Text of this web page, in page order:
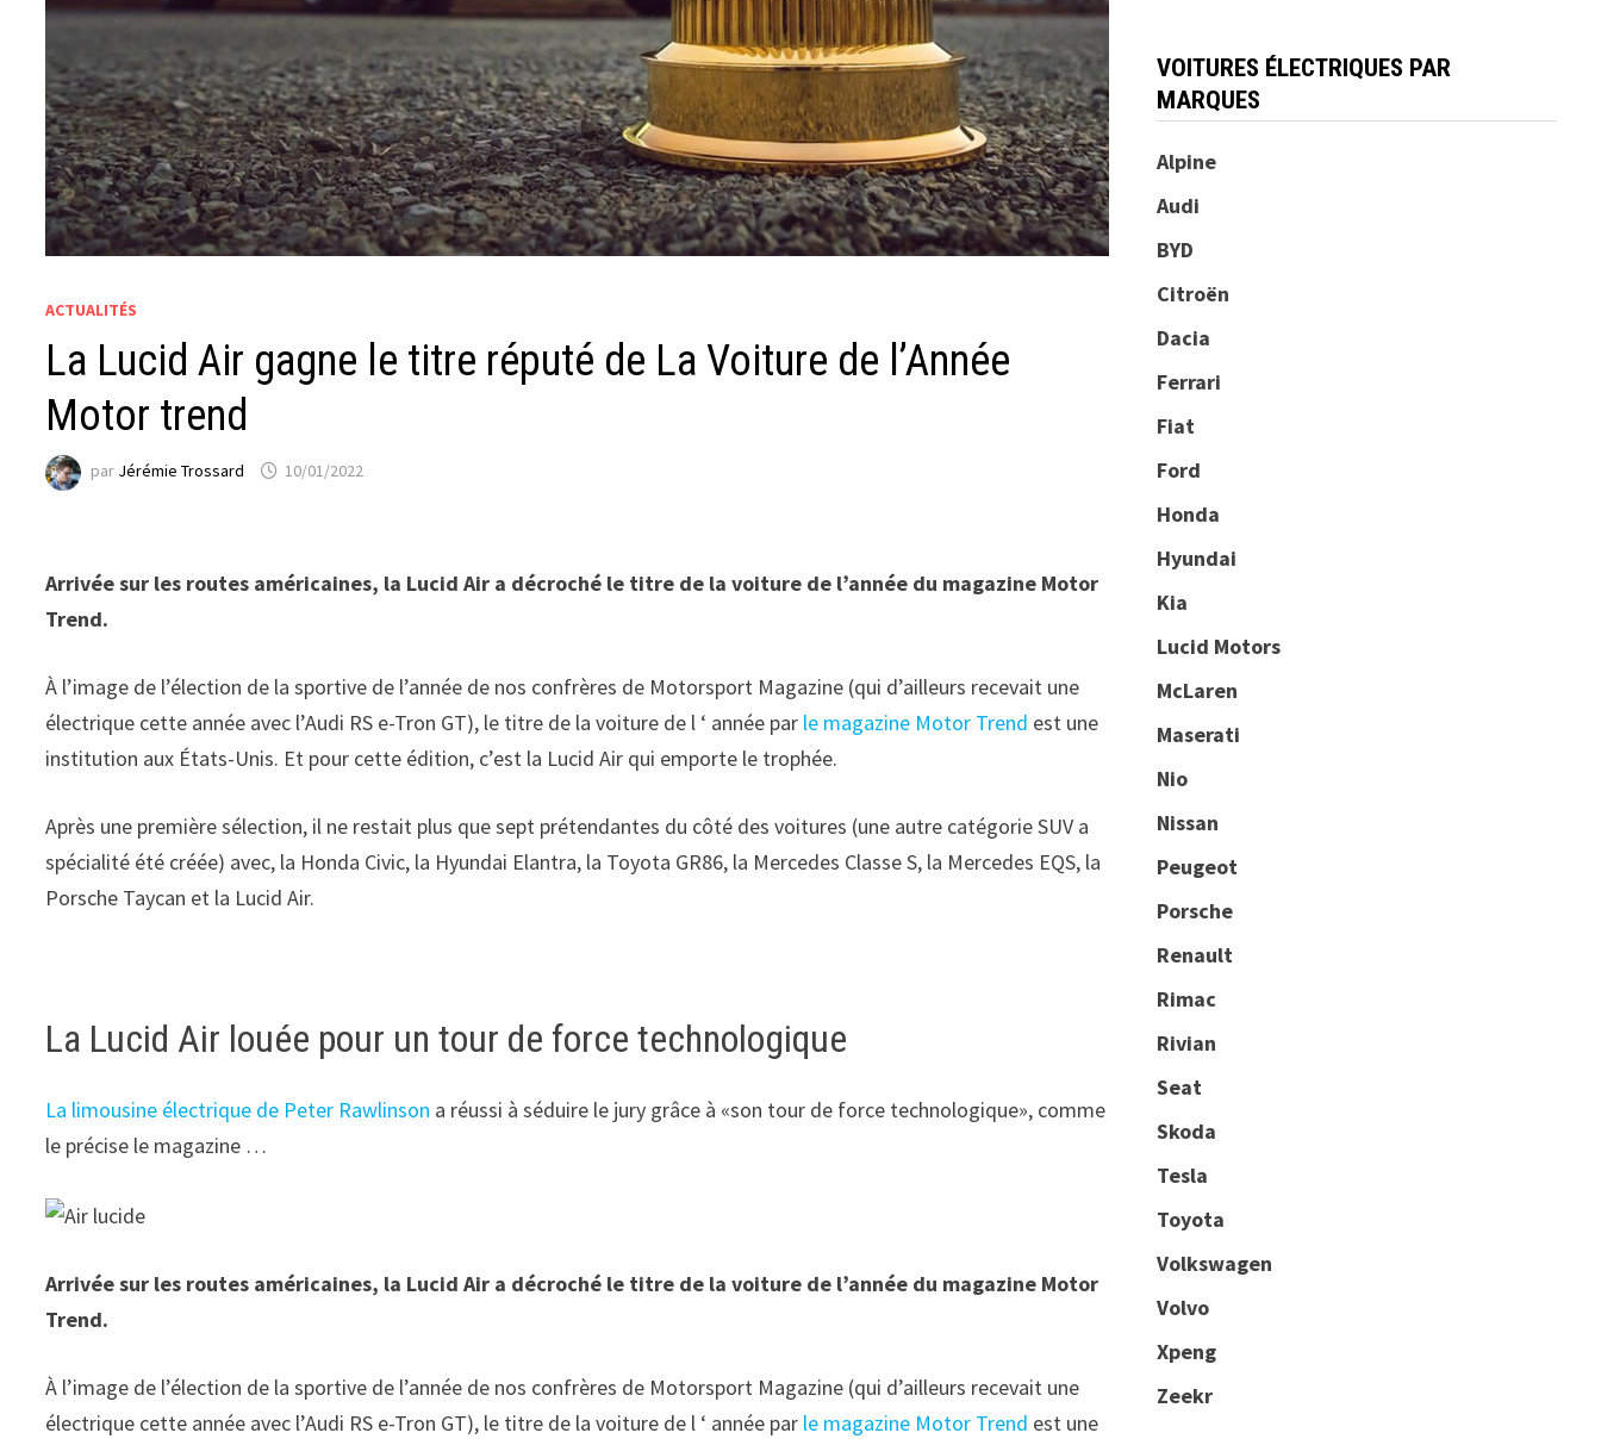
ACTUALITÉS
La Lucid Air gagne le titre réputé de La Voiture de l’Année
Motor trend
par Jérémie Trossard 10/01/2022
Arrivée sur les routes américaines, la Lucid Air a décroché le titre de la voiture de l’année du magazine Motor
Trend.
À l’image de l’élection de la sportive de l’année de nos confrères de Motorsport Magazine (qui d’ailleurs recevait une
électrique cette année avec l’Audi RS e-Tron GT), le titre de la voiture de l ‘ année par le magazine Motor Trend est une
institution aux États-Unis. Et pour cette édition, c’est la Lucid Air qui emporte le trophée.
Après une première sélection, il ne restait plus que sept prétendantes du côté des voitures (une autre catégorie SUV a
spécialité été créée) avec, la Honda Civic, la Hyundai Elantra, la Toyota GR86, la Mercedes Classe S, la Mercedes EQS, la
Porsche Taycan et la Lucid Air.
La Lucid Air louée pour un tour de force technologique
La limousine électrique de Peter Rawlinson a réussi à séduire le jury grâce à «son tour de force technologique», comme
le précise le magazine …
Arrivée sur les routes américaines, la Lucid Air a décroché le titre de la voiture de l’année du magazine Motor
Trend.
À l’image de l’élection de la sportive de l’année de nos confrères de Motorsport Magazine (qui d’ailleurs recevait une
électrique cette année avec l’Audi RS e-Tron GT), le titre de la voiture de l ‘ année par le magazine Motor Trend est une
VOITURES ÉLECTRIQUES PAR
MARQUES
Alpine
Audi
BYD
Citroën
Dacia
Ferrari
Fiat
Ford
Honda
Hyundai
Kia
Lucid Motors
McLaren
Maserati
Nio
Nissan
Peugeot
Porsche
Renault
Rimac
Rivian
Seat
Skoda
Tesla
Toyota
Volkswagen
Volvo
Xpeng
Zeekr